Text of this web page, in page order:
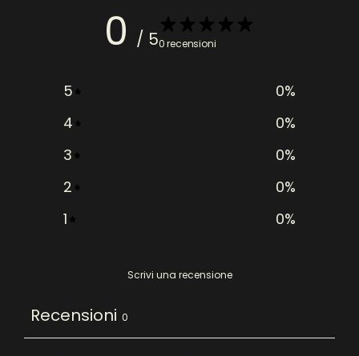
0 / 50 recensioni
5 0%
4
0%
3
0%
2
0%
1
0%
Scrivi una recensione
Recensioni 0